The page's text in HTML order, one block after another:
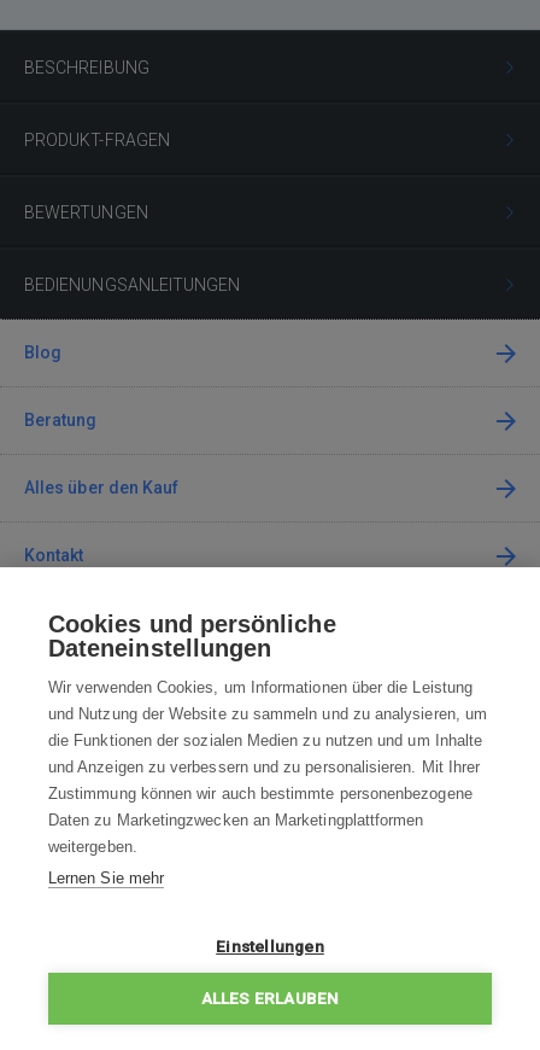
BESCHREIBUNG
PRODUKT-FRAGEN
BEWERTUNGEN
BEDIENUNGSANLEITUNGEN
Blog
Beratung
Alles über den Kauf
Kontakt
Kontaktieren Sie uns
info@robotworld.de
+49 25 197 159 962 Mo-Fr 8:00—16:00 Uhr
ALLE KONTAKTE
WIDERRUFSBELEHRUNG
DATENSCHUTZERKLÄRUNG
Cookies und persönliche
Dateneinstellungen
Wir verwenden Cookies, um Informationen über die Leistung
und Nutzung der Website zu sammeln und zu analysieren, um
die Funktionen der sozialen Medien zu nutzen und um Inhalte
und Anzeigen zu verbessern und zu personalisieren. Mit Ihrer
Zustimmung können wir auch bestimmte personenbezogene
Daten zu Marketingzwecken an Marketingplattformen
weitergeben.
Lernen Sie mehr
Einstellungen
ALLES ERLAUBEN